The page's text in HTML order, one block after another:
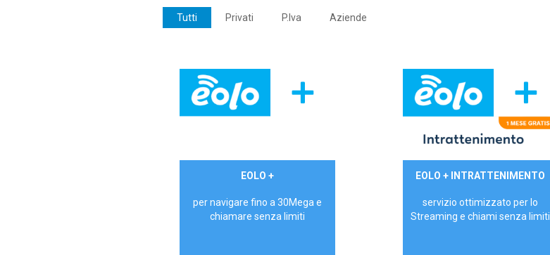
Tutti Privati P.Iva Aziende
€ 24,90/meseEOLO +
per navigare fino a 30Mega e
chiamare senza limiti
29,90€/mese
EOLO + INTRATTENIMENTO
servizio ottimizzato per lo
Streaming e chiami senza limiti